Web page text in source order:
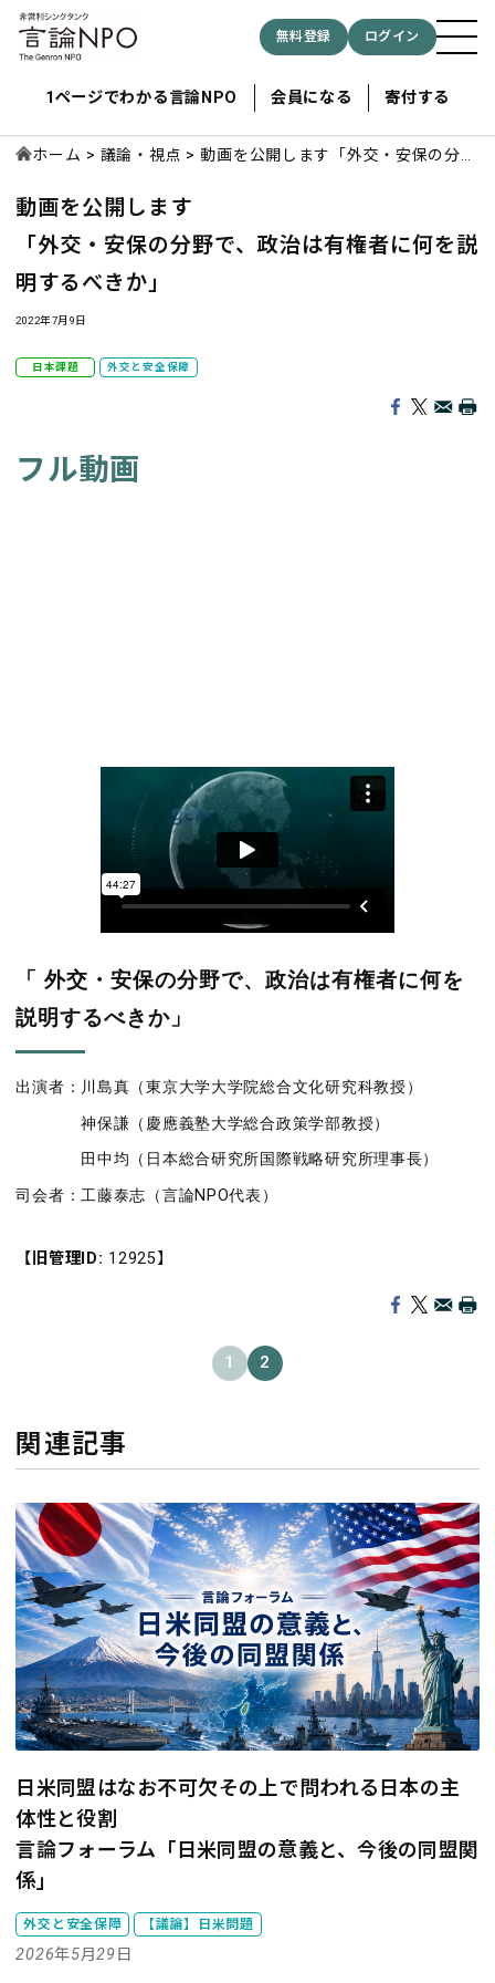
無料登録 ログイン
1ページでわかる言論NPO 会員になる 寄付する
ホーム 議論・視点
動画を公開します「外交・安保の分野
動画を公開します
「外交・安保の分野で、政治は有権者に何を説
明するべきか」
2022年7月9日
日本課題 外交と安全保障
フル動画
「 外交・安保の分野で、政治は有権者に何を
説明するべきか」
出演者：川島真（東京大学大学院総合文化研究科教授）
神保謙（慶應義塾大学総合政策学部教授）
田中均（日本総合研究所国際戦略研究所理事長）
司会者：工藤泰志（言論NPO代表）
【旧管理ID: 12925】
1 2
関連記事
日米同盟はなお不可欠――その上で問われる日本の主
体性と役割
言論フォーラム「日米同盟の意義と、今後の同盟関
係」
外交と安全保障 【議論】日米問題
2026年5月29日